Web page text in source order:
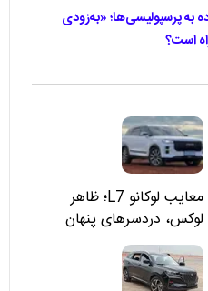
به پرسپولیسی‌ها؛ «به‌زودی
است؟
معایب لوکانو L7؛ ظاهر
لوکس، دردسرهای پنهان